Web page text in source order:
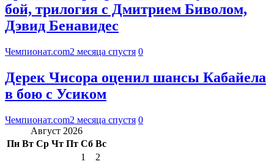
бой, трилогия с Дмитрием Биволом,
Дэвид Бенавидес
Чемпионат.com2 месяца спустя 0
Дерек Чисора оценил шансы Кабайела
в бою с Усиком
Чемпионат.com2 месяца спустя 0
Август 2026
Пн Вт Ср Чт Пт Сб Вс
1
2